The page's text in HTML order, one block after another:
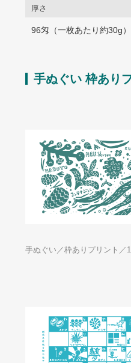
厚さ
96匁（一枚あたり約30g）
手ぬぐい 枠あり
手ぬぐい／枠ありプリント／